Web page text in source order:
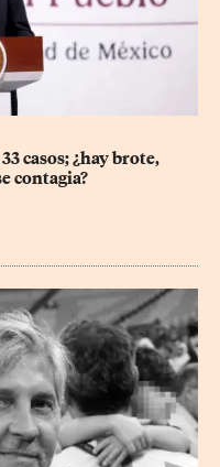
casos; ¿hay brote,
contagia?